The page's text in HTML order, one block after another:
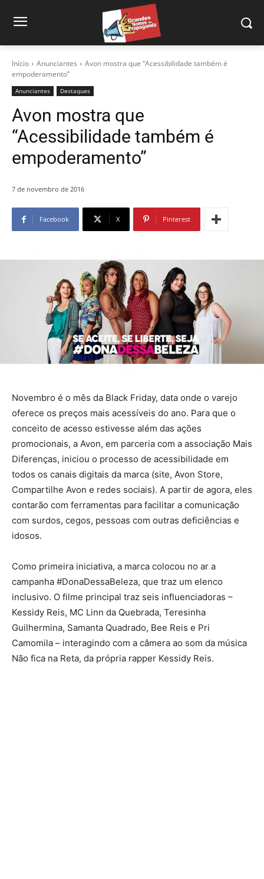
Início Anunciantes
Avon mostra que “Acessibilidade também é
empoderamento”
Anunciantes Destaques
Avon mostra que
“Acessibilidade também é
empoderamento”
7 de novembro de 2016
Facebook X Pinterest
Novembro é o mês da Black Friday, data onde o varejo
oferece os preços mais acessíveis do ano. Para que o
conceito de acesso estivesse além das ações
promocionais, a Avon, em parceria com a associação Mais
Diferenças, iniciou o processo de acessibilidade em
todos os canais digitais da marca (site, Avon Store,
Compartilhe Avon e redes sociais). A partir de agora, eles
contarão com ferramentas para facilitar a comunicação
com surdos, cegos, pessoas com outras deficiências e
idosos.
Como primeira iniciativa, a marca colocou no ar a
campanha #DonaDessaBeleza, que traz um elenco
inclusivo. O filme principal traz seis influenciadoras –
Kessidy Reis, MC Linn da Quebrada, Teresinha
Guilhermina, Samanta Quadrado, Bee Reis e Pri
Camomila – interagindo com a câmera ao som da música
Não fica na Reta, da própria rapper Kessidy Reis.